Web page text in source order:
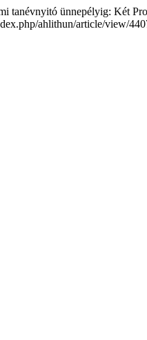
tanévnyitó ünnepélyig: Két
ahlithun/article/view/